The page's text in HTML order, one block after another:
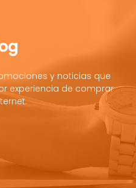
y noticias que
experiencia de comprar